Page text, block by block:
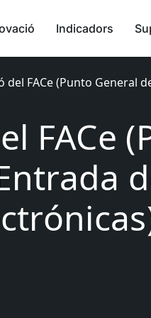
Indicadors
del FACe (Punto General
FACe